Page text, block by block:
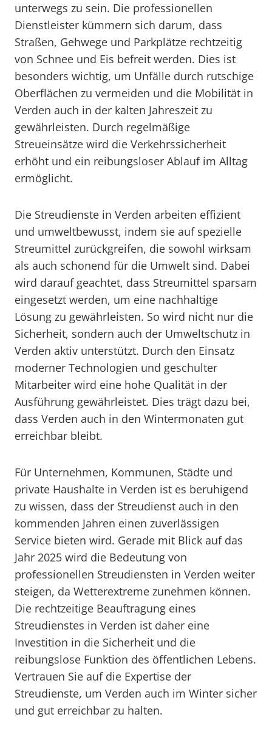
unterwegs zu sein. Die professionellen
Dienstleister kümmern sich darum, dass
Straßen, Gehwege und Parkplätze rechtzeitig
von Schnee und Eis befreit werden. Dies ist
besonders wichtig, um Unfälle durch rutschige
Oberflächen zu vermeiden und die Mobilität in
Verden auch in der kalten Jahreszeit zu
gewährleisten. Durch regelmäßige
Streueinsätze wird die Verkehrssicherheit
erhöht und ein reibungsloser Ablauf im Alltag
ermöglicht.
Die Streudienste in Verden arbeiten effizient
und umweltbewusst, indem sie auf spezielle
Streumittel zurückgreifen, die sowohl wirksam
als auch schonend für die Umwelt sind. Dabei
wird darauf geachtet, dass Streumittel sparsam
eingesetzt werden, um eine nachhaltige
Lösung zu gewährleisten. So wird nicht nur die
Sicherheit, sondern auch der Umweltschutz in
Verden aktiv unterstützt. Durch den Einsatz
moderner Technologien und geschulter
Mitarbeiter wird eine hohe Qualität in der
Ausführung gewährleistet. Dies trägt dazu bei,
dass Verden auch in den Wintermonaten gut
erreichbar bleibt.
Für Unternehmen, Kommunen, Städte und
private Haushalte in Verden ist es beruhigend
zu wissen, dass der Streudienst auch in den
kommenden Jahren einen zuverlässigen
Service bieten wird. Gerade mit Blick auf das
Jahr 2025 wird die Bedeutung von
professionellen Streudiensten in Verden weiter
steigen, da Wetterextreme zunehmen können.
Die rechtzeitige Beauftragung eines
Streudienstes in Verden ist daher eine
Investition in die Sicherheit und die
reibungslose Funktion des öffentlichen Lebens.
Vertrauen Sie auf die Expertise der
Streudienste, um Verden auch im Winter sicher
und gut erreichbar zu halten.